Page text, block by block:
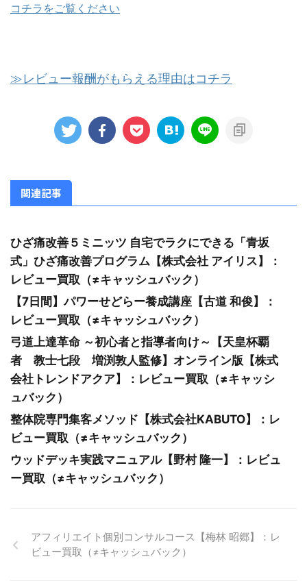
コチラをご覧ください
≫レビュー報酬がもらえる理由はコチラ
関連記事
ひざ痛改善５ミニッツ 自宅でラクにできる「青坂
式」ひざ痛改善プログラム【株式会社 アイリス】：
レビュー買取（≠キャッシュバック）
【7日間】パワーせどらー養成講座【古道 和俊】：
レビュー買取（≠キャッシュバック）
弓道上達革命 ～初心者と指導者向け～【天皇杯覇
者 教士七段 増渕敦人監修】オンライン版【株式
会社トレンドアクア】：レビュー買取（≠キャッシ
ュバック）
整体院専門集客メソッド【株式会社KABUTO】：レ
ビュー買取（≠キャッシュバック）
ウッドデッキ実践マニュアル【野村 隆一】：レビュ
ー買取（≠キャッシュバック）
アフィリエイト個別コンサルコース【梅林 昭郷】：レ
ビュー買取（≠キャッシュバック）